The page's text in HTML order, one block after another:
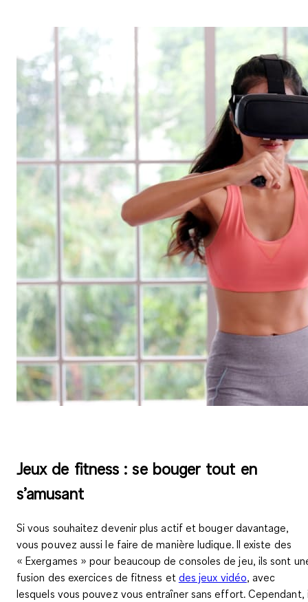
Jeux de fitness : se bouger tout en
s’amusant
Si vous souhaitez devenir plus actif et bouger davantage,
vous pouvez aussi le fairede manière ludique. Il existe des
« Exergames » pour beaucoup de consoles de jeu, ils sont
fusion des exercices de fitness et des jeux vidéo, avec
lesquels vous pouvez vous entraîner sans effort. Cependant,